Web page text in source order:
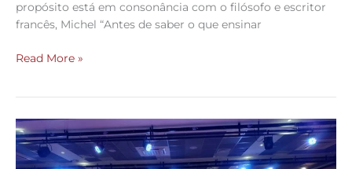
propósito está em consonância com o filósofo e escritor
francês, Michel “Antes de saber o que ensinar
Read More »
Colégio
São
Domingos